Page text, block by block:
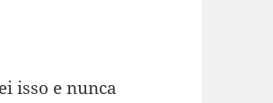
isso e nunca